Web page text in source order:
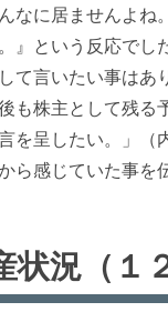
なに居ませんよね
』という反応でし
て言いたい事はあ
も株主として残る
を呈したい。」（
ら感じていた事を
状況（１